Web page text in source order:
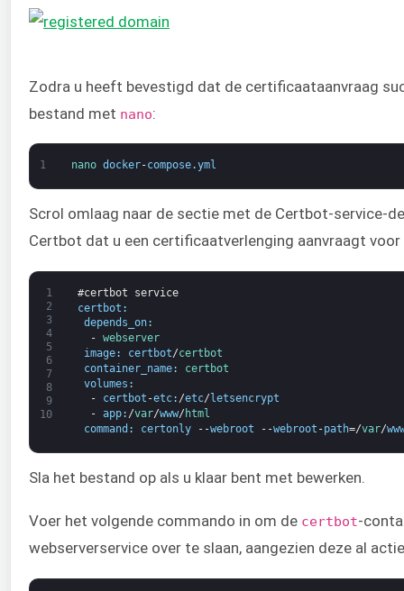
Zodra u heeft bevestigd dat de certificaataanvraag
bestand met nano:
1 nano docker-compose.yml
Scrol omlaag naar de sectie met de Certbot-service-
Certbot dat u een certificaatverlenging aanvraagt
1
2
3
4
5
6
7
8
9
10
#certbot service
certbot :
depends_on:
- webserver
image: certbot/certbot
container_name:
certbot
volumes :
-
certbot -etc: /etc/ letsencrypt
- app: /var/www/ html
command : certonly --webroot --webroot -path=/var/
Sla het bestand op als u klaar bent met bewerken.
Voer het volgende commando in om de certbot-
webserverservice over te slaan, aangezien deze al